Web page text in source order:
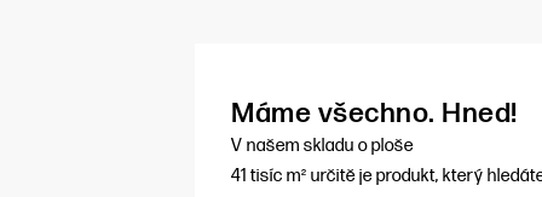
Máme všechno. Hned!
V našem skladu o ploše
41 tisíc m² určitě je produkt, který